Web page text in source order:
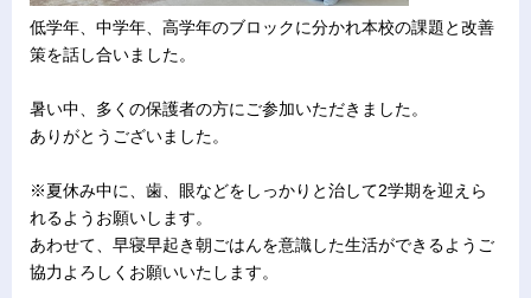
低学年、中学年、高学年のブロックに分かれ本校の課題と改善
策を話し合いました。
暑い中、多くの保護者の方にご参加いただきました。
ありがとうございました。
※夏休み中に、歯、眼などをしっかりと治して2学期を迎えら
れるようお願いします。
あわせて、早寝早起き朝ごはんを意識した生活ができるようご
協力よろしくお願いいたします。